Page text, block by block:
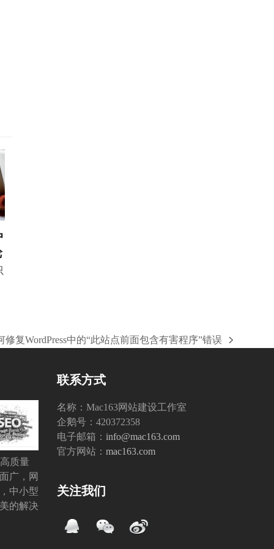
修复WordPress中的“此站点前面包含有害程序”错误
质量
广，网
中小型
的解决
联系方式
名称：Mac163网站建设工作室
企鹅号：420372358
电子邮箱：info@mac163.com
官方网站：mac163.com
关注我们